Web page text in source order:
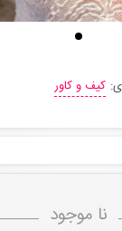
کیف و کاور
نا موجود